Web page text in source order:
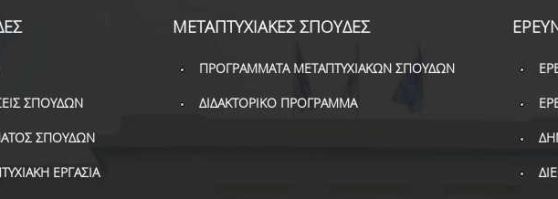
ΣΠΟΥΔΩΝ
ΣΠΟΥΔΩΝ
ΕΡΓΑΣΙΑ
ΜΕΤΑΠΤΥΧΙΑΚΕΣ ΣΠΟΥΔΕΣ
ΠΡΟΓΡΑΜΜΑΤΑ ΜΕΤΑΠΤΥΧΙΑΚΩΝ ΣΠΟΥΔΩΝ
ΔΙΔΑΚΤΟΡΙΚΟ ΠΡΟΓΡΑΜΜΑ